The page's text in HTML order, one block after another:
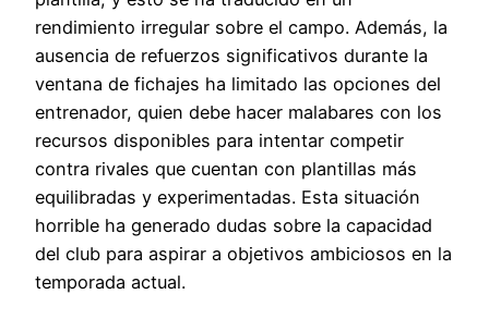
rendimiento irregular sobre el campo. Además, la
ausencia de refuerzos significativos durante la
ventana de fichajes ha limitado las opciones del
entrenador, quien debe hacer malabares con los
recursos disponibles para intentar competir
contra rivales que cuentan con plantillas más
equilibradas y experimentadas. Esta situación
horrible ha generado dudas sobre la capacidad
del club para aspirar a objetivos ambiciosos en la
temporada actual.